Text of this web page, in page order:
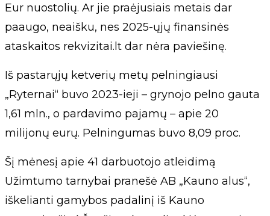
Eur nuostolių. Ar jie praėjusiais metais dar
paaugo, neaišku, nes 2025-ųjų finansinės
ataskaitos rekvizitai.lt dar nėra paviešinę.
Iš pastarųjų ketverių metų pelningiausi
„Ryternai“ buvo 2023-ieji – grynojo pelno gauta
1,61 mln., o pardavimo pajamų – apie 20
milijonų eurų. Pelningumas buvo 8,09 proc.
Šį mėnesį apie 41 darbuotojo atleidimą
Užimtumo tarnybai pranešė AB „Kauno alus“,
iškelianti gamybos padalinį iš Kauno